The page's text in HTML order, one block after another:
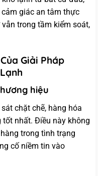
giác an tâm thực
trong tầm kiểm soát,
Giải Pháp
hiệu
chặt chẽ, hàng hóa
nhất. Điều này không
trong tình trạng
cố niềm tin vào